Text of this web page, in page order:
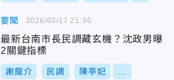
要聞
最新台南市長民調藏玄機？沈政男曝
2關鍵指標
謝龍介 民調 陳亭妃
2026/03/17 21:36